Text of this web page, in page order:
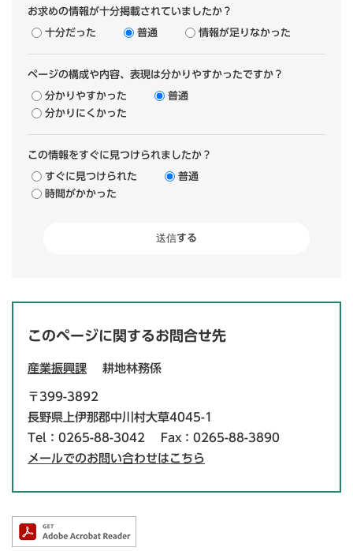
お求めの情報が十分掲載されていましたか？
十分だった 普通 情報が足りなかった
ページの構成や内容、表現は分かりやすかったですか？
分かりやすかった
普通
分かりにくかった
この情報をすぐに見つけられましたか？
すぐに見つけられた
普通
時間がかかった
このページに関するお問合せ先
産業振興課 耕地林務係
〒399-3892
長野県上伊那郡中川村大草4045-1
Tel：0265-88-3042
Fax：0265-88-3890
メールでのお問い合わせはこちら